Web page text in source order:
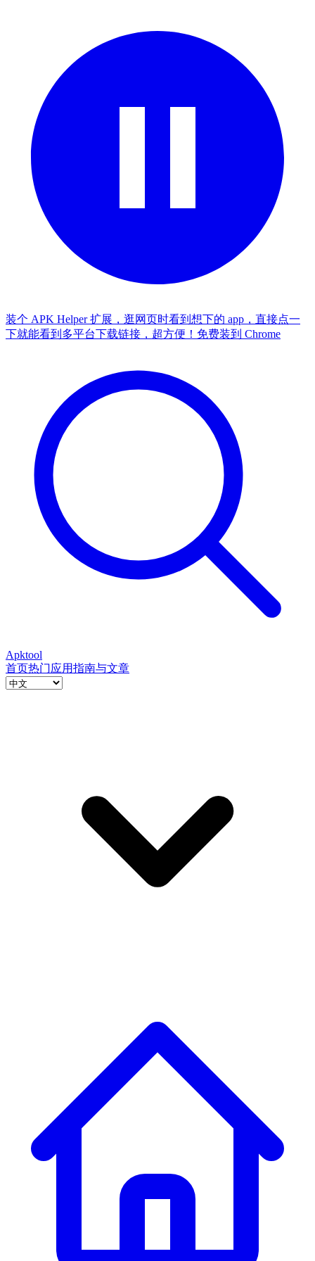
装个 APK Helper 扩展，逛网页时看到想下的 app，直接点一
下就能看到多平台下载链接，超方便！ 免费装到 Chrome
Apktool
首页热门应用指南与文章